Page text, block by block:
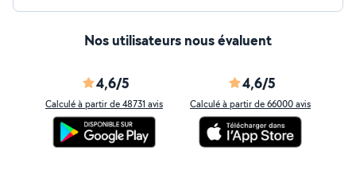
Nos utilisateurs nous évaluent
4,6/5
Calculé à partir de 48731 avis
4,6/5
Calculé à partir de 66000 avis